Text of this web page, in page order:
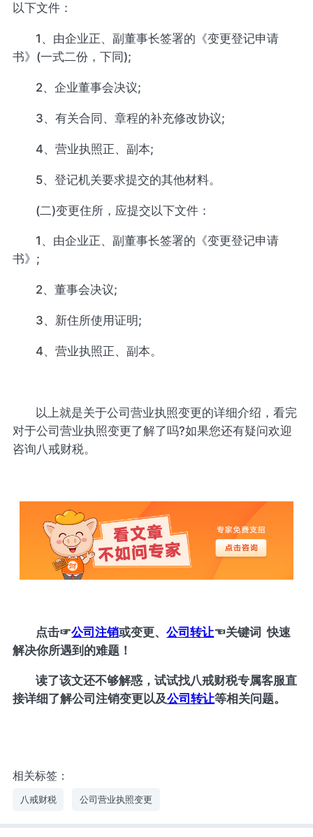
以下文件：
1、由企业正、副董事长签署的《变更登记申请
书》(一式二份，下同);
2、企业董事会决议;
3、有关合同、章程的补充修改协议;
4、营业执照正、副本;
5、登记机关要求提交的其他材料。
(二)变更住所，应提交以下文件：
1、由企业正、副董事长签署的《变更登记申请
书》;
2、董事会决议;
3、新住所使用证明;
4、营业执照正、副本。
以上就是关于公司营业执照变更的详细介绍，看完
对于公司营业执照变更了解了吗?如果您还有疑问欢迎
咨询八戒财税。
点击☞公司注销或变更、公司转让☜关键词 快速
解决你所遇到的难题！
读了该文还不够解惑，试试找八戒财税专属客服直
接详细了解公司注销变更以及公司转让等相关问题。
相关标签：
八戒财税 公司营业执照变更